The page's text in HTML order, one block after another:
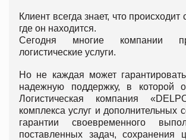
Клиент всегда знает, что происходит
где он находится.
Сегодня многие компании
логистические услуги.
Но не каждая может
надежную поддержку, в которой
Логистическая компания
комплекса услуг и дополнительных
гарантии своевременного
поставленных задач, сохранения